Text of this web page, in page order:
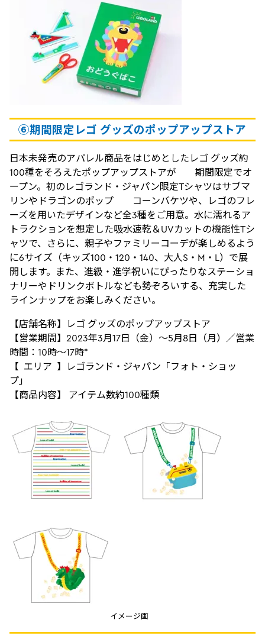
⑥期間限定レゴ グッズのポップアップストア
日本未発売のアパレル商品をはじめとしたレゴ グッズ約
100種をそろえたポップアップストアが 期間限定でオ
ープン。初のレゴランド・ジャパン限定Tシャツはサブマ
リンやドラゴンのポップ コーンバケツや、レゴのフレ
ーズを用いたデザインなど全3種をご用意。水に濡れるア
トラクションを想定した吸水速乾＆UVカットの機能性Tシ
ャツで、さらに、親子やファミリーコーデが楽しめるよう
に6サイズ（キッズ100・120・140、大人S・M・L）で展
開します。また、進級・進学祝いにぴったりなステーショ
ナリーやドリンクボトルなども勢ぞろいする、充実した
ラインナップをお楽しみください。
【店舗名称】レゴ グッズのポップアップストア
【営業期間】2023年3月17日（金）～5月8日（月）／営業
時間：10時～17時*
【 エリア 】レゴランド・ジャパン「フォト・ショッ
プ」
【商品内容】 アイテム数約100種類
イメージ画